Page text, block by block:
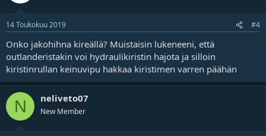
14 Toukokuu 2019 #4
Onko jakohihna kireällä? Muistaisin lukeneeni, että
outlanderistakin voi hydraulikiristin hajota ja silloin
kiristinrullan keinuvipu hakkaa kiristimen varren päähän
N neliveto07
New Member